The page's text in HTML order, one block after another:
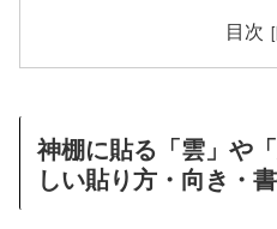
目次
神棚に貼る「雲」や
しい貼り方・向き・